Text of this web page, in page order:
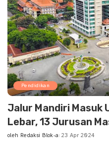
Pendidikan
Jalur Mandiri Masuk
Lebar, 13 Jurusan
Posted
oleh Redaksi Blok-a 23 Apr 2024